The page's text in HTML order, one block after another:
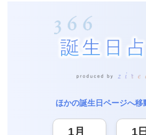
ほかの誕生日ページへ移